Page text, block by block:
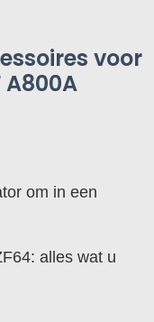
voor
A800A
om in een
alles wat u